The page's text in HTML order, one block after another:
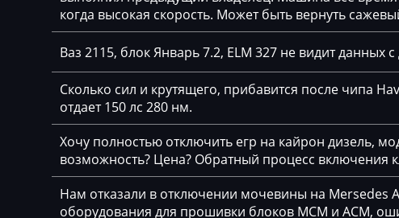
CMI
Comacchio
Cupra
Dacia
Daewoo
DAF
Daihatsu
DSG Temic
Marelli IAW4xx
Marelli IAW7GV
Siemens PCR2.1
Siemens PPD1.1-1.5
Simos 10xx
Simos 11xx
когда высокая скорость. Может быть вернуть
Ваз 2115, блок Январь 7.2, ELM 327 не видит данных
Сколько сил и крутящего, прибавится после чипа
отдает 150 лс 280 нм.
Хочу полностью отключить егр на кайрон дизель,
возможность? Цена? Обратный процесс включения
Нам отказали в отключении мочевины на Mersedes
оборудования для прошивки блоков MCM и ACM,